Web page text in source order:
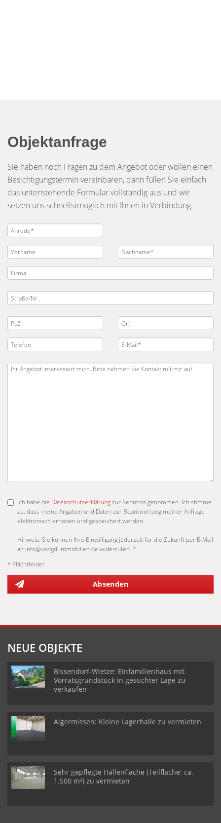
Objektanfrage
Sie haben noch Fragen zu dem Angebot oder wollen einen
Besichtigungstermin vereinbaren, dann füllen Sie einfach
das untenstehende Formular vollständig aus und wir
setzen uns schnellstmöglich mit Ihnen in Verbindung.
Ich habe die Datenschutzerklärungzur Kenntnis genommen. Ich stimme
zu, dass meine Angaben und Daten zur Beantwortung meiner Anfrage
elektronisch erhoben und gespeichert werden.
Hinweis: Sie können Ihre Einwilligung jederzeit für die Zukunft per E-Mail
an info@voogd-immobilien.de widerrufen. *
* Pflichtfelder
Absenden
NEUE OBJEKTE
Bissendorf-Wietze: Einfamilienhaus mit
Vorratsgrundstück in gesuchter Lage zu
verkaufen
Algermissen: Kleine Lagerhalle zu vermieten
Sehr gepflegte Hallenfläche (Teilfläche: ca.
1.500 m²) zu vermieten